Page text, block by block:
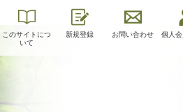
このサイトにつ
いて
新規登録 お問い合わせ
個人